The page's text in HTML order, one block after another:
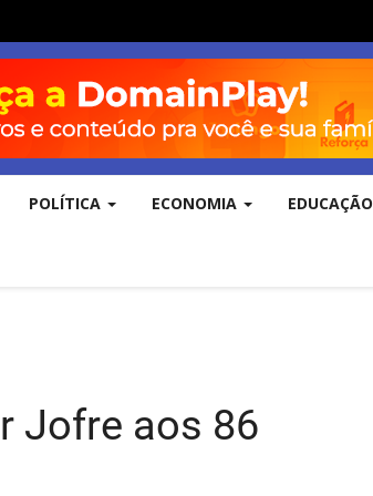
POLÍTICA ECONOMIA EDUCAÇÃO
Jofre aos 86